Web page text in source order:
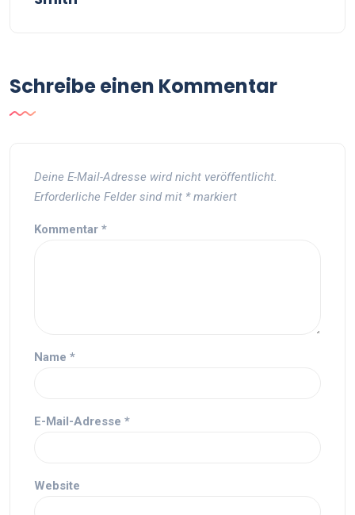
Schreibe einen Kommentar
Deine E-Mail-Adresse wird nicht veröffentlicht.
Erforderliche Felder sind mit *markiert
Kommentar *
Name *
E-Mail-Adresse *
Website